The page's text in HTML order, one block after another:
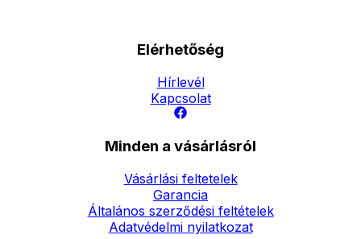
Elérhetőség
Hírlevél
Kapcsolat
Minden a vásárlásról
Vásárlási feltetelek
Garancia
Általános szerződési feltételek
Adatvédelmi nyilatkozat